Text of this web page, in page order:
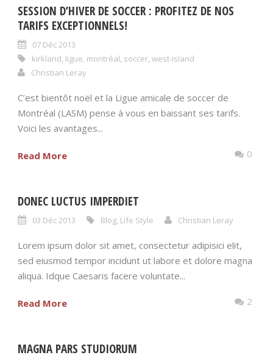
SESSION D’HIVER DE SOCCER : PROFITEZ DE NOS
TARIFS EXCEPTIONNELS!
07 Déc 2013
kirkland, ligue, montréal, soccer, west-island
Christian Leray
C’est bientôt noël et la Ligue amicale de soccer de
Montréal (LASM) pense à vous en baissant ses tarifs.
Voici les avantages...
Read More 0
DONEC LUCTUS IMPERDIET
03 Déc 2013 Blog, Life Style Christian Leray
Lorem ipsum dolor sit amet, consectetur adipisici elit,
sed eiusmod tempor incidunt ut labore et dolore magna
aliqua. Idque Caesaris facere voluntate...
Read More 2
MAGNA PARS STUDIORUM